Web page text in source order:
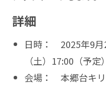
詳細
日時： 2025年9月
（土）17:00（予定）
会場： 本郷台キ